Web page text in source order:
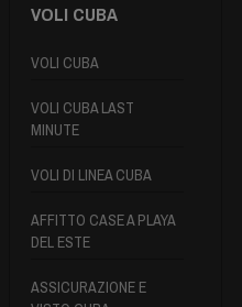
VOLI CUBA
VOLI CUBA
VOLI CUBA LAST
MINUTE
VOLI DI LINEA CUBA
AFFITTO CASE A PLAYA
DEL ESTE
ASSICURAZIONE E